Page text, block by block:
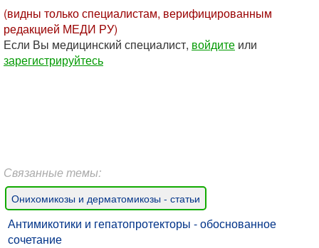
(видны только специалистам, верифицированным
редакцией МЕДИ РУ)
Если Вы медицинский специалист, войдите или
зарегистрируйтесь
Связанные темы:
Онихомикозы и дерматомикозы - статьи
Антимикотики и гепатопротекторы - обоснованное
сочетание